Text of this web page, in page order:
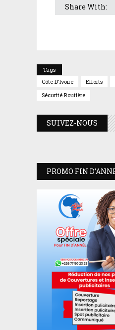
Share With:
Tags
Côte D'Ivoire
Efforts
Sécurité Routière
SUIVEZ-NOUS
PROMO FIN